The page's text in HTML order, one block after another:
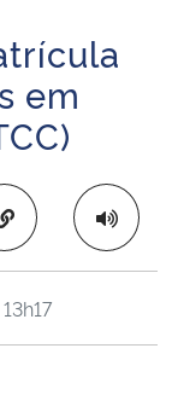
em
Copiar para área